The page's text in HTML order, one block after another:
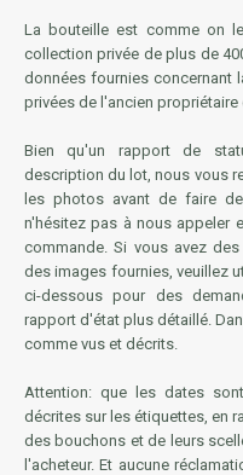
La bouteille est comme on
collection privée de plus de
données fournies concernant
privées de l'ancien
Bien qu'un rapport de
description du lot, nous vous
les photos avant de faire
n'hésitez pas à nous appeler
commande. Si vous avez
des images fournies, veuillez
ci-dessous pour des
rapport d'état plus détaillé.
comme vus et décrits.
Attention: que les dates
décrites sur les étiquettes, en
des bouchons et de leurs
l'acheteur. Et aucune